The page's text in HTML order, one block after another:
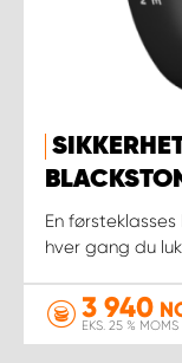
En
hver gang du
3 940
EKS. 25 % MOMS